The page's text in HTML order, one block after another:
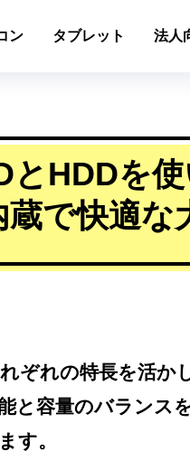
ン タブレット 法人
とHDDを
蔵で快適な
ぞれの特長を活
と容量のバランス
す。